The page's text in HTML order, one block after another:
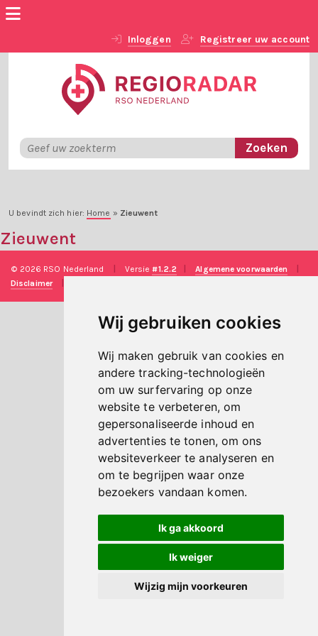
Wij gebruiken cookies
Wij maken gebruik van cookies en
andere tracking-technologieën
om uw surfervaring op onze
website te verbeteren, om
gepersonaliseerde inhoud en
advertenties te tonen, om ons
websiteverkeer te analyseren en
om te begrijpen waar onze
bezoekers vandaan komen.
Ik ga akkoord
Ik weiger
Wijzig mijn voorkeuren
Inloggen Registreer uw account
U bevindt zich hier: Home » Zieuwent
Zieuwent
© 2026 RSO Nederland Versie#1.2.2 Algemene voorwaarden
Disclaimer